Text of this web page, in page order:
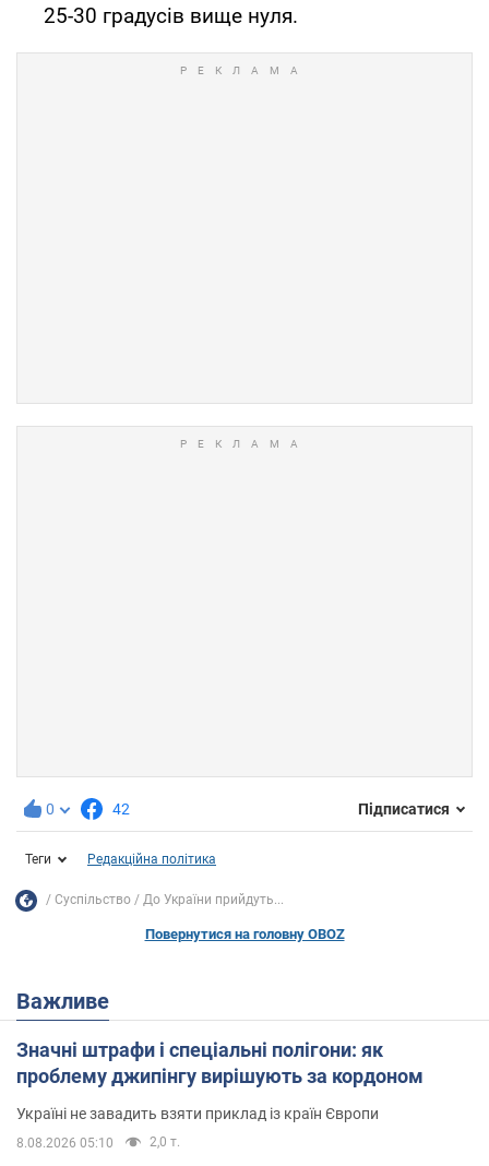
25-30 градусів вище нуля.
0 42 Підписатися
Теги Редакційна політика
Суспільство До України прийдуть...
Повернутися на головну OBOZ
Важливе
Значні штрафи і спеціальні полігони: як
проблему джипінгу вирішують за кордоном
Україні не завадить взяти приклад із країн Європи
8.08.2026 05:10 2,0 т.